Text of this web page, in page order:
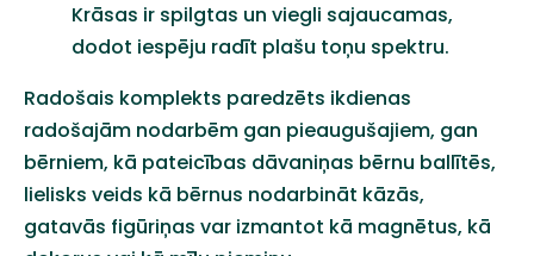
Krāsas ir spilgtas un viegli sajaucamas,
dodot iespēju radīt plašu toņu spektru.
Radošais komplekts paredzēts ikdienas
radošajām nodarbēm gan pieaugušajiem, gan
bērniem, kā pateicības dāvaniņas bērnu ballītēs,
lielisks veids kā bērnus nodarbināt kāzās,
gatavās figūriņas var izmantot kā magnētus, kā